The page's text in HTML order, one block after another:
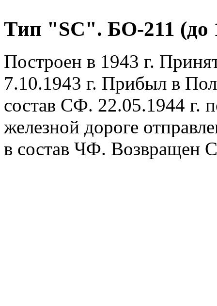
Тип "SC". БО-211 (до
Построен в 1943 г.
7.10.1943 г. Прибыл в
состав СФ. 22.05.1944 г.
железной дороге
в состав ЧФ. Возвращен